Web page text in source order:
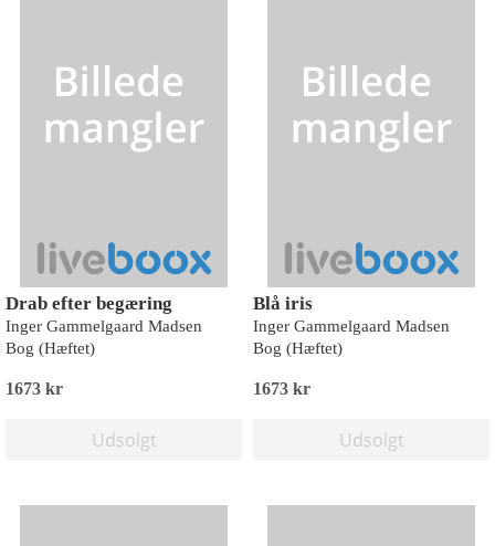
Drab efter begæring
Inger Gammelgaard Madsen
Bog (Hæftet)
1673 kr
Udsolgt
Blå iris
Inger Gammelgaard Madsen
Bog (Hæftet)
1673 kr
Udsolgt